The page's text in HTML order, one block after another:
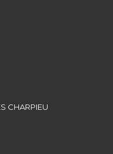
CHARPIEU